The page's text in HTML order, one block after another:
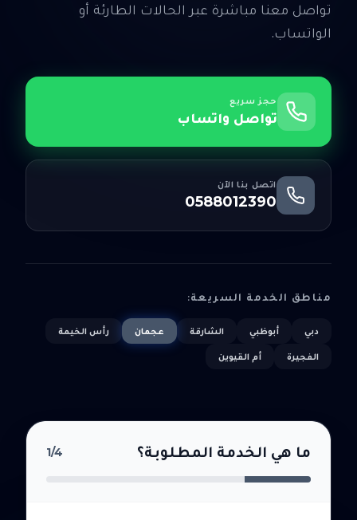
تواصل معنا مباشرة عبر الحالات الطارئة أو
الواتساب.
حجز سريع
تواصل واتساب
اتصل بنا الآن
0588012390
مناطق الخدمة السريعة:
دبي أبوظبي الشارقة عجمان رأس الخيمة
الفجيرة أم القيوين
ما هي الخدمة المطلوبة؟ 1/4